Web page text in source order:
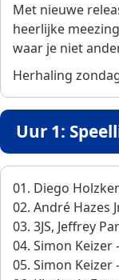
Met nieuwe
heerlijke
waar je niet
Herhaling
Uur 1:
01. Diego
02. André Hazes
03. 3JS, Jeffrey
04. Simon Keizer
05. Simon Keizer